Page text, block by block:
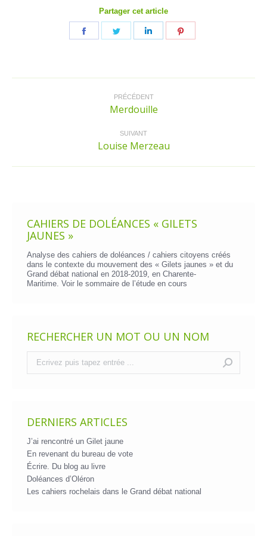
Partager cet article
Partager Partager Partager
PRÉCÉDENT
Article
Merdouille
SUIVANT
Article
:
Louise Merzeau
CAHIERS DE DOLÉANCES « GILETS
JAUNES »
Analyse des cahiers de doléances / cahiers citoyens créés
dans le contexte du mouvement des « Gilets jaunes » et du
Grand débat national en 2018-2019, en Charente-
Maritime. Voir le sommaire de l’étude en cours
RECHERCHER UN MOT OU UN NOM
DERNIERS ARTICLES
J’ai rencontré un Gilet jaune
En revenant du bureau de vote
Écrire. Du blog au livre
Doléances d’Oléron
Les cahiers rochelais dans le Grand débat national